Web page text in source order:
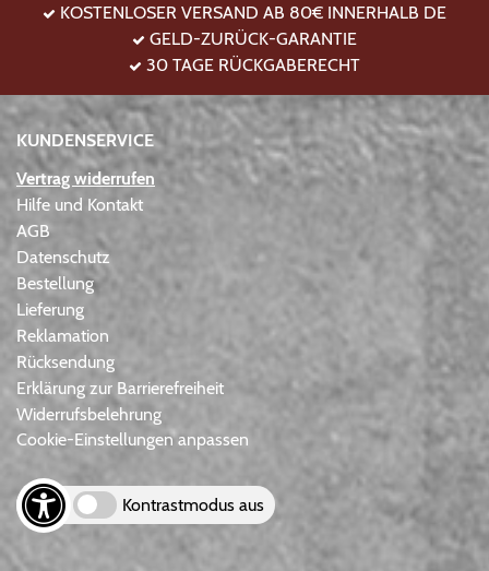
KOSTENLOSER VERSAND AB 80€ INNERHALB DE
GELD-ZURÜCK-GARANTIE
30 TAGE RÜCKGABERECHT
KUNDENSERVICE
Vertrag widerrufen
Hilfe und Kontakt
AGB
Datenschutz
Bestellung
Lieferung
Reklamation
Rücksendung
Erklärung zur Barrierefreiheit
Widerrufsbelehrung
Cookie-Einstellungen anpassen
Kontrastmodus aus